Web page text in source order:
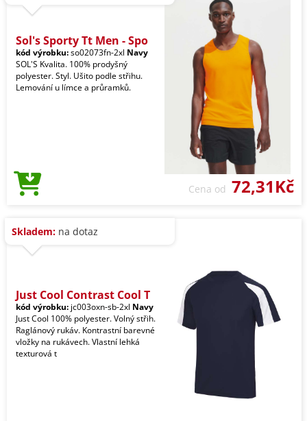
Sol's Sporty Tt Men - Spo
kód výrobku:so02073fn-2xl Navy
SOL'S Kvalita. 100% prodyšný
polyester. Styl. Ušito podle střihu.
Lemování u límce a průramků.
Cena od 72,31Kč
Skladem: na dotaz
Just Cool Contrast Cool T
kód výrobku: jc003oxn-sb-2xl Navy
Just Cool 100% polyester. Volný střih.
Raglánový rukáv. Kontrastní barevné
vložky na rukávech. Vlastní lehká
texturová t